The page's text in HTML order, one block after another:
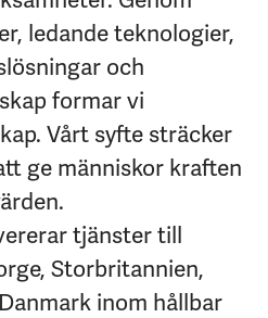
ledande teknologier,
och
formar vi
Vårt syfte sträcker
ge människor kraften
tjänster till
Storbritannien,
inom hållbar